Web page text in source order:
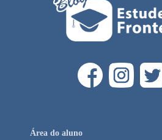
Área do aluno